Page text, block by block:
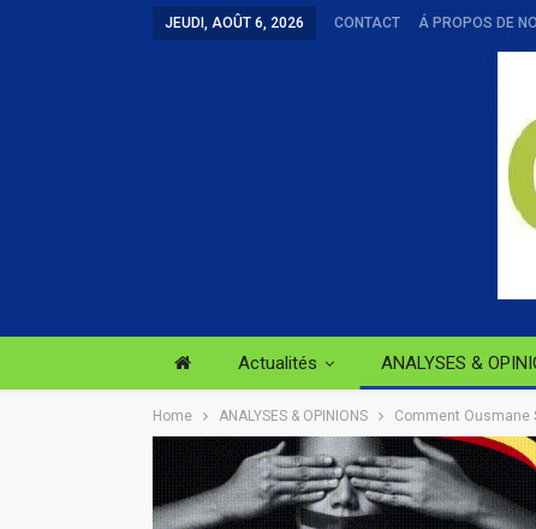
JEUDI, AOÛT 6, 2026 CONTACT Á PROPOS DE
Actualités ANALYSES &
Home ANALYSES & OPINIONS Comment Ousmane